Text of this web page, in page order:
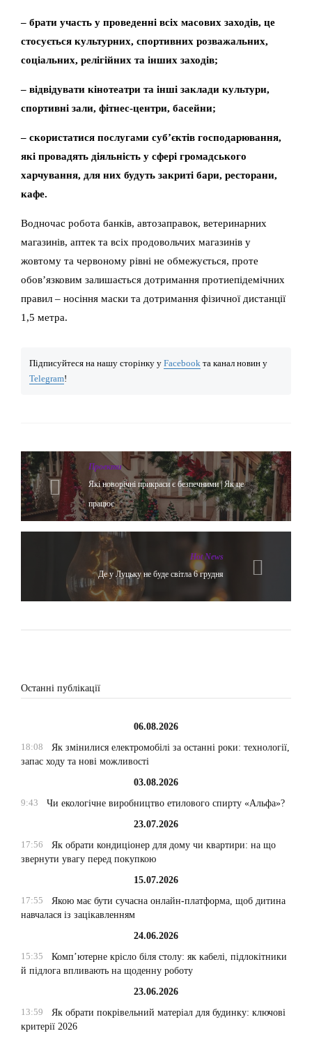
– брати участь у проведенні всіх масових заходів, це
стосується культурних, спортивних розважальних,
соціальних, релігійних та інших заходів;
– відвідувати кінотеатри та інші заклади культури,
спортивні зали, фітнес-центри, басейни;
– скористатися послугами субʼєктів господарювання,
які провадять діяльність у сфері громадського
харчування, для них будуть закриті бари, ресторани,
кафе.
Водночас робота банків, автозаправок, ветеринарних
магазинів, аптек та всіх продовольчих магазинів у
жовтому та червоному рівні не обмежується, проте
обов’язковим залишається дотримання протиепідемічних
правил – носіння маски та дотримання фізичної дистанції
1,5 метра.
Підписуйтеся на нашу сторінку у Facebook та канал новин у
Telegram!
Проекти
Які новорічні прикраси є безпечними | Як це
працює
Hot News
Де у Луцьку не буде світла 6 грудня
Останні публікації
06.08.2026
18:08
Як змінилися електромобілі за останні роки: технології,
запас ходу та нові можливості
03.08.2026
9:43
Чи екологічне виробництво етилового спирту «Альфа»?
23.07.2026
17:56
Як обрати кондиціонер для дому чи квартири: на що
звернути увагу перед покупкою
15.07.2026
17:55
Якою має бути сучасна онлайн-платформа, щоб дитина
навчалася із зацікавленням
24.06.2026
15:35
Комп’ютерне крісло біля столу: як кабелі, підлокітники
й підлога впливають на щоденну роботу
23.06.2026
13:59
Як обрати покрівельний матеріал для будинку: ключові
критерії 2026